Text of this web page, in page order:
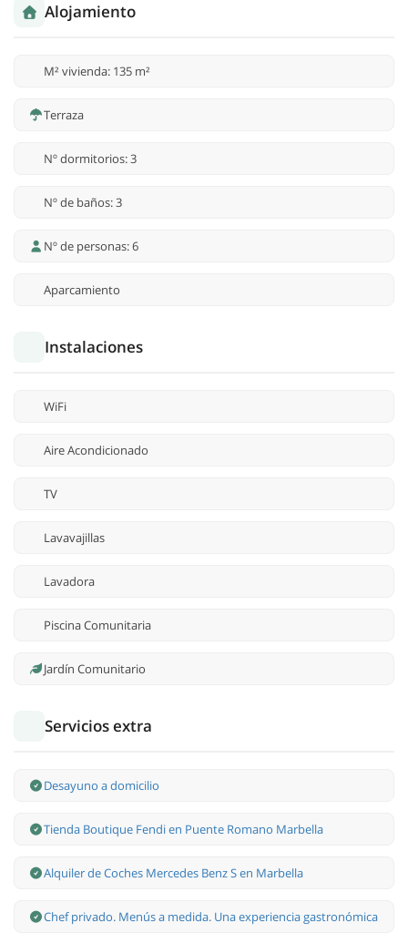
Alojamiento
M² vivienda: 135 m²
Terraza
Nº dormitorios: 3
Nº de baños: 3
Nº de personas: 6
Aparcamiento
Instalaciones
WiFi
Aire Acondicionado
TV
Lavavajillas
Lavadora
Piscina Comunitaria
Jardín Comunitario
Servicios extra
Desayuno a domicilio
Tienda Boutique Fendi en Puente Romano Marbella
Alquiler de Coches Mercedes Benz S en Marbella
Chef privado. Menús a medida. Una experiencia gastronómica